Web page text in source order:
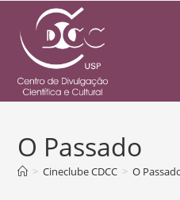
O Passado
> Cineclube CDCC > O